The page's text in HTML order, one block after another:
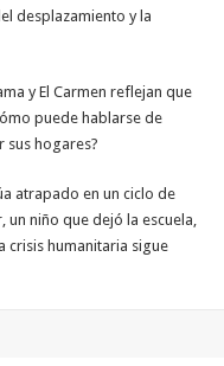
desplazamiento y la
y El Carmen reflejan que
puede hablarse de
sus hogares?
atrapado en un ciclo de
niño que dejó la escuela,
crisis humanitaria sigue